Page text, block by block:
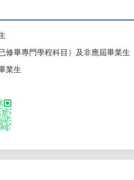
修畢專門學程科目）及非應屆畢業生
業生